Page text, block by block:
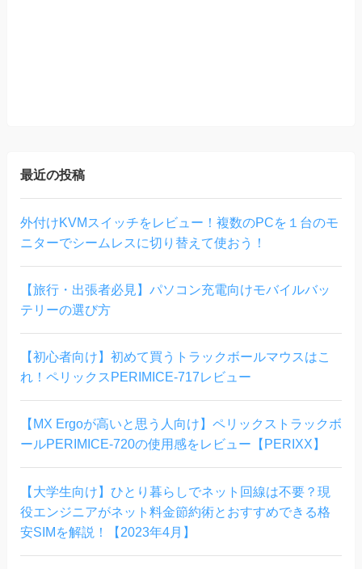
最近の投稿
外付けKVMスイッチをレビュー！複数のPCを１台のモ
ニターでシームレスに切り替えて使おう！
【旅行・出張者必見】パソコン充電向けモバイルバッ
テリーの選び方
【初心者向け】初めて買うトラックボールマウスはこ
れ！ペリックスPERIMICE-717レビュー
【MX Ergoが高いと思う人向け】ペリックストラックボ
ールPERIMICE-720の使用感をレビュー【PERIXX】
【大学生向け】ひとり暮らしでネット回線は不要？現
役エンジニアがネット料金節約術とおすすめできる格
安SIMを解説！【2023年4月】